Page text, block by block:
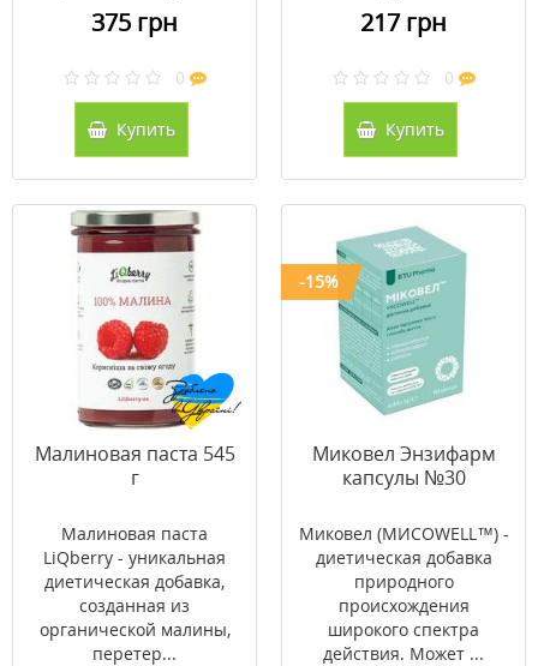
375 грн
0
Купить
217 грн
0
Купить
Малиновая паста 545
г
Малиновая паста
LiQberry - уникальная
диетическая добавка,
созданная из
органической малины,
перетер...
-15%
Миковел Энзифарм
капсулы №30
Миковел (МИСОWELL™) -
диетическая добавка
природного
происхождения
широкого спектра
действия. Может ...